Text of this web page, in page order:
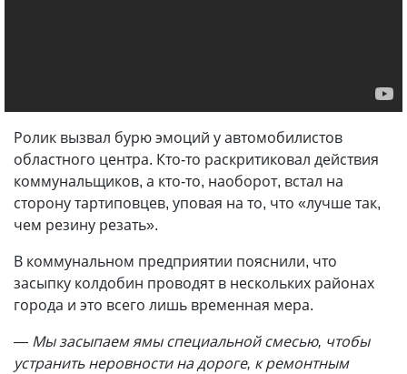
Ролик вызвал бурю эмоций у автомобилистов
областного центра. Кто-то раскритиковал действия
коммунальщиков, а кто-то, наоборот, встал на
сторону тартиповцев, уповая на то, что «лучше так,
чем резину резать».
В коммунальном предприятии пояснили, что
засыпку колдобин проводят в нескольких районах
города и это всего лишь временная мера.
— Мы засыпаем ямы специальной смесью, чтобы
устранить неровности на дороге, к ремонтным